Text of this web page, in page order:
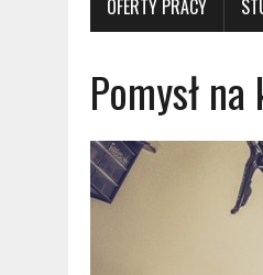
OFERTY PRACY
Pomysł